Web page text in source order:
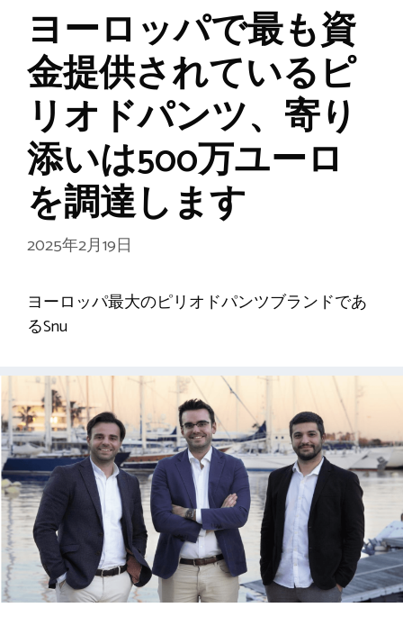
ヨーロッパで最も資
金提供されているピ
リオドパンツ、寄り
添いは500万ユーロ
を調達します
2025年2月19日
ヨーロッパ最大のピリオドパンツブランドであ
るSnu